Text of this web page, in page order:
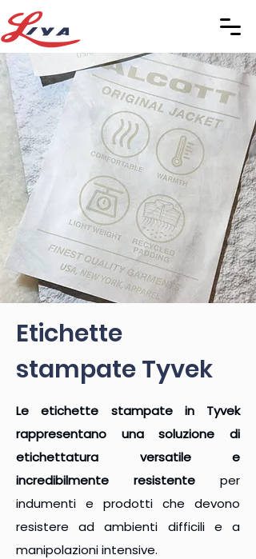
Etichette
stampate Tyvek
Le etichette stampate in Tyvek
rappresentano una soluzione di
etichettatura versatile e
incredibilmente resistente per
indumenti e prodotti che devono
resistere ad ambienti difficili e a
manipolazioni intensive.